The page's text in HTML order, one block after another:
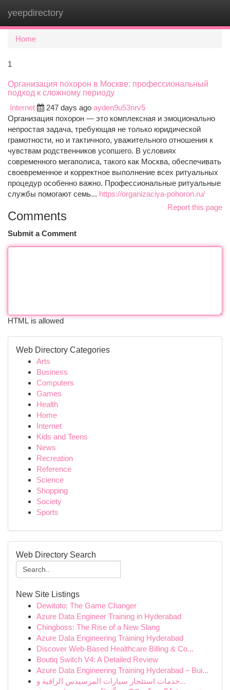
yeepdirectory
Home
1
Организация похорон в Москве: профессиональный
подход к сложному периоду
Internet
247 days ago ayden9u53nrv5
Организация похорон — это комплексная и эмоционально
непростая задача, требующая не только юридической
грамотности, но и тактичного, уважительного отношения к
чувствам родственников усопшего. В условиях
современного мегаполиса, такого как Москва, обеспечивать
своевременное и корректное выполнение всех ритуальных
процедур особенно важно. Профессиональные ритуальные
службы помогают семь... https://organizaciya-pohoron.ru/
Report this page
Comments
Submit a Comment
HTML is allowed
Web Directory Categories
Arts
Business
Computers
Games
Health
Home
Internet
Kids and Teens
News
Recreation
Reference
Science
Shopping
Society
Sports
Web Directory Search
New Site Listings
Dewitoto: The Game Changer
Azure Data Engineer Training in Hyderabad
Chingboss: The Rise of a New Slang
Azure Data Engineering Training Hyderabad
Discover Web-Based Healthcare Billing & Co...
Boutiq Switch V4: A Detailed Review
Azure Data Engineering Training Hyderabad – Bui...
خدمات استئجار سيارات المرسيدس الراقية و...